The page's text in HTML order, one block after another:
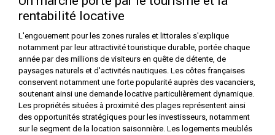
rentabilité locative
L'engouement pour les zones rurales et littorales s'explique
notamment par leur attractivité touristique durable, portée chaque
année par des millions de visiteurs en quête de détente, de
paysages naturels et d'activités nautiques. Les côtes françaises
conservent notamment une forte popularité auprès des vacanciers,
soutenant ainsi une demande locative particulièrement dynamique.
Les propriétés situées à proximité des plages représentent ainsi
des opportunités stratégiques pour les investisseurs, notamment
sur le segment de la location saisonnière. Les logements meublés